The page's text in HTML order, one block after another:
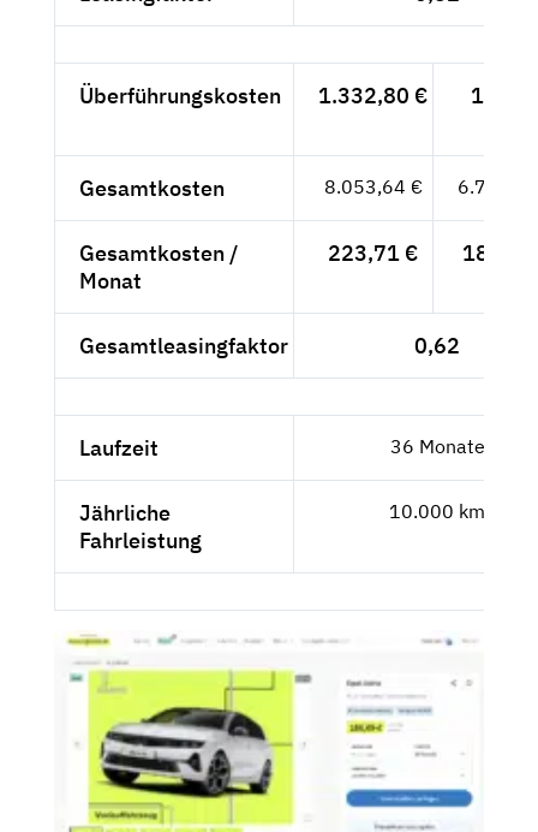
Überführungskosten 1.332,80 €
Gesamtkosten 8.053,64 €
Gesamtkosten /
Monat
223,71 € 187,99
Gesamtleasingfaktor 0,62
Laufzeit 36 Monate
Jährliche
Fahrleistung
10.000 km